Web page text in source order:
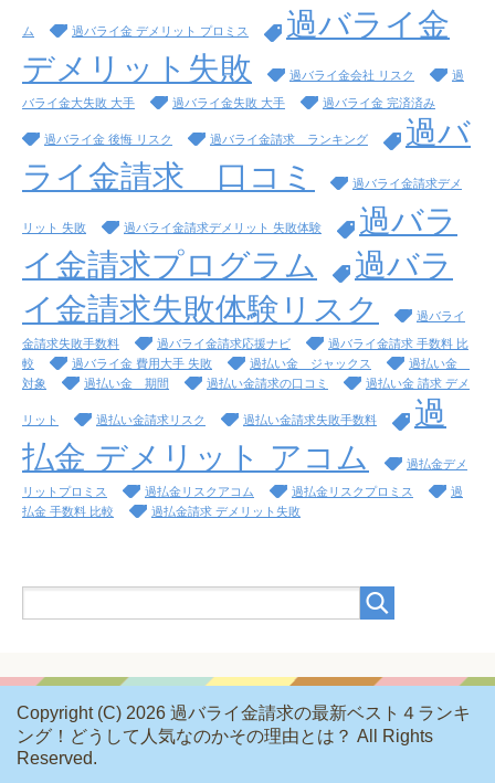
ム 過バライ金 デメリット プロミス
過バライ金
デメリット失敗
過バライ金会社 リスク 過
バライ金大失敗 大手 過バライ金失敗 大手 過バライ金 完済済み
過バライ金 後悔 リスク 過バライ金請求 ランキング
過バ
ライ金請求 口コミ
過バライ金請求デメ
リット 失敗 過バライ金請求デメリット 失敗体験
過バラ
イ金請求プログラム
過バラ
イ金請求失敗体験リスク
過バライ
金請求失敗手数料 過バライ金請求応援ナビ
過バライ金請求 手数料 比
較
過バライ金 費用大手 失敗 過払い金 ジャックス
過払い金
対象
過払い金 期間 過払い金請求の口コミ 過払い金 請求 デメ
リット 過払い金請求リスク 過払い金請求失敗手数料
過
払金 デメリット アコム
過払金デメ
リットプロミス 過払金リスクアコム 過払金リスクプロミス
過
払金 手数料 比較
過払金請求 デメリット失敗
Copyright (C) 2026 過バライ金請求の最新ベスト４ランキ
ング！どうして人気なのかその理由とは？ All Rights
Reserved.